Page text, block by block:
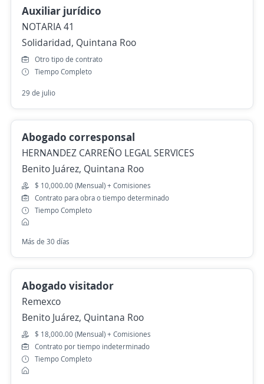
Auxiliar jurídico
NOTARIA 41
Solidaridad, Quintana Roo
Otro tipo de contrato
Tiempo Completo
29 de julio
Abogado corresponsal
HERNANDEZ CARREÑO LEGAL SERVICES
Benito Juárez, Quintana Roo
$ 10,000.00 (Mensual) + Comisiones
Contrato para obra o tiempo determinado
Tiempo Completo
Más de 30 días
Abogado visitador
Remexco
Benito Juárez, Quintana Roo
$ 18,000.00 (Mensual) + Comisiones
Contrato por tiempo indeterminado
Tiempo Completo